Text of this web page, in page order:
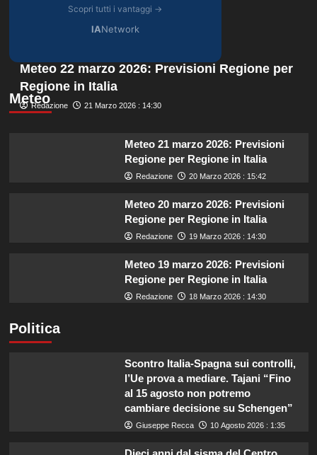
Scopri tutti i vantaggi →
IANetwork
Meteo
Meteo 22 marzo 2026: Previsioni Regione per
Regione in Italia
Redazione 21 Marzo 2026 : 14:30
Meteo 21 marzo 2026: Previsioni
Regione per Regione in Italia
Redazione 20 Marzo 2026 : 15:42
Meteo 20 marzo 2026: Previsioni
Regione per Regione in Italia
Redazione 19 Marzo 2026 : 14:30
Meteo 19 marzo 2026: Previsioni
Regione per Regione in Italia
Redazione 18 Marzo 2026 : 14:30
Politica
Scontro Italia-Spagna sui controlli,
l’Ue prova a mediare. Tajani “Fino
al 15 agosto non potremo
cambiare decisione su Schengen”
Giuseppe Recca 10 Agosto 2026 : 1:35